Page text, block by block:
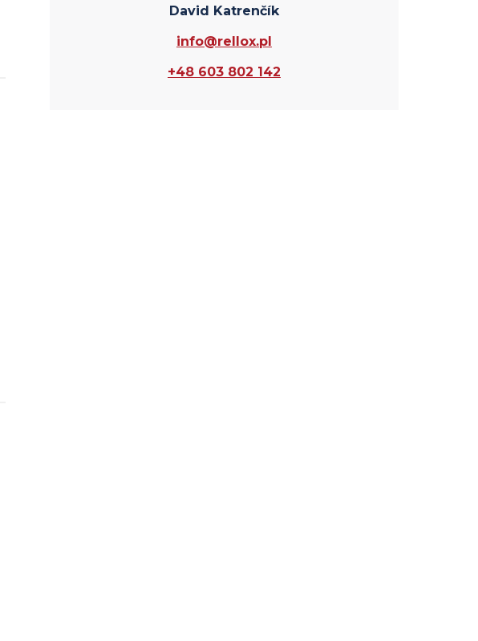
David Katrenčík
info@rellox.pl
+48 603 802 142